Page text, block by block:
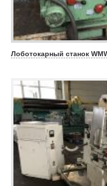
Лоботокарный станок